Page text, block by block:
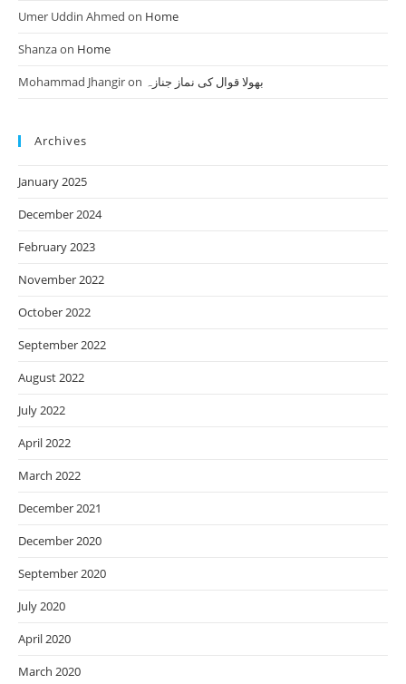
Umer Uddin Ahmed on Home
Shanzaon Home
Mohammad Jhangiron بھولا قوال کی نماز جنازہ
Archives
January 2025
December 2024
February 2023
November 2022
October 2022
September 2022
August 2022
July 2022
April 2022
March 2022
December 2021
December 2020
September 2020
July 2020
April 2020
March 2020